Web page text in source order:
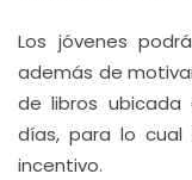
Los jóvenes
además de
de libros ubicada
días, para lo
incentivo.